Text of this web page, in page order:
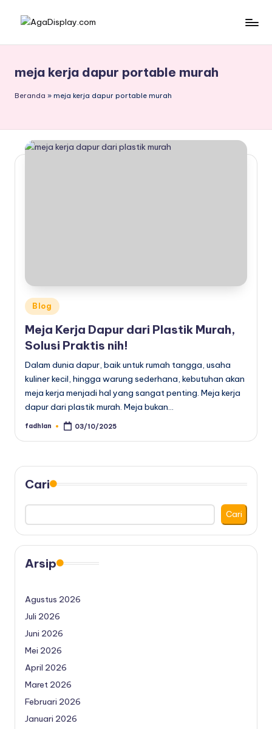
meja kerja dapur portable murah
Beranda » meja kerja dapur portable murah
Posted
in
Blog
Meja Kerja Dapur dari Plastik Murah,
Solusi Praktis nih!
Dalam dunia dapur, baik untuk rumah tangga, usaha
kuliner kecil, hingga warung sederhana, kebutuhan akan
meja kerja menjadi hal yang sangat penting. Meja kerja
dapur dari plastik murah. Meja bukan…
Posted
fadhlan 03/10/2025
Cari
Cari
Arsip
Agustus 2026
Juli 2026
Juni 2026
Mei 2026
April 2026
Maret 2026
Februari 2026
Januari 2026